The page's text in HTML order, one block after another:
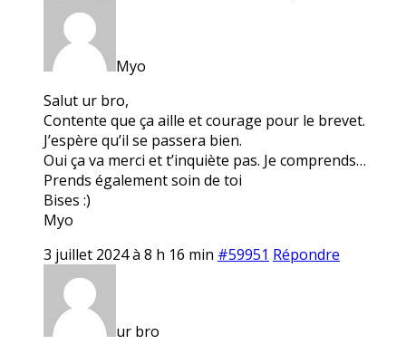
Myo
Salut ur bro,
Contente que ça aille et courage pour le brevet.
J’espère qu’il se passera bien.
Oui ça va merci et t’inquiète pas. Je comprends…
Prends également soin de toi
Bises :)
Myo
3 juillet 2024 à 8 h 16 min #59951 Répondre
ur bro